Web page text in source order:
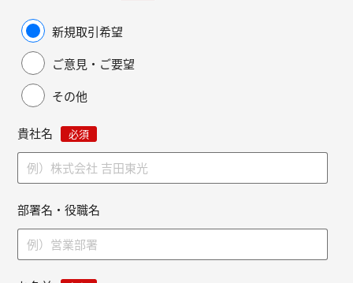
新規取引希望
ご意見・ご要望
その他
貴社名 必須
部署名・役職名